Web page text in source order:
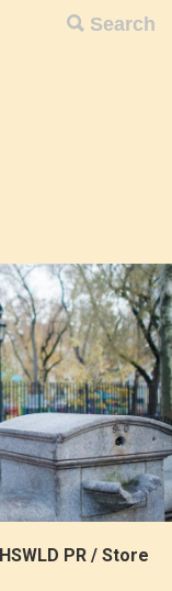
Search
PR / Store